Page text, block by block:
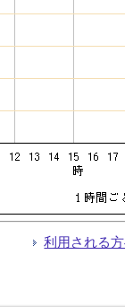
利用される